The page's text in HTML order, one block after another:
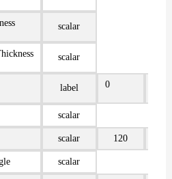
scalar
scalar
label 0
scalar
scalar 120
scalar